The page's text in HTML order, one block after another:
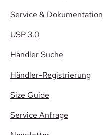
Service & Dokumentation
USP 3.0
Händler Suche
Händler-Registrierung
Size Guide
Service Anfrage